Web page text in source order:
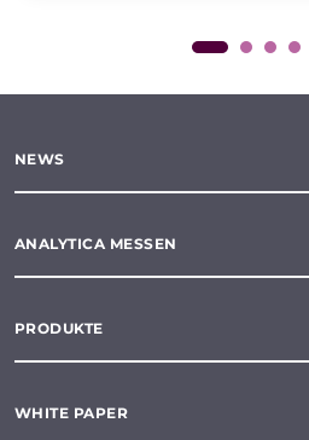
NEWS
ANALYTICA MESSEN
PRODUKTE
WHITE PAPER